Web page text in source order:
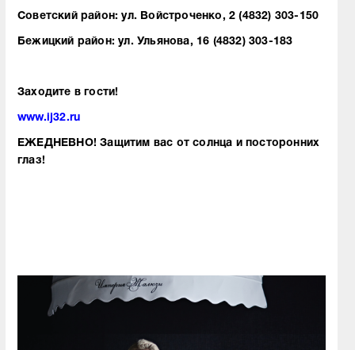
Советский район: ул. Войстроченко, 2 (4832) 303-150
Бежицкий район: ул. Ульянова, 16 (4832) 303-183
Заходите в гости!
www.ij32.ru
ЕЖЕДНЕВНО! Защитим вас от солнца и посторонних
глаз!